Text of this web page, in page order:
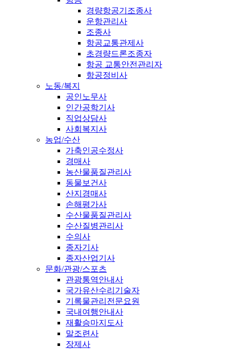
경량항공기조종사
운항관리사
조종사
항공교통관제사
초경량드론조종자
항공 교통안전관리자
항공정비사
노동/복지
공인노무사
인간공학기사
직업상담사
사회복지사
농업/수산
가축인공수정사
경매사
농산물품질관리사
동물보건사
산지경매사
손해평가사
수산물품질관리사
수산질병관리사
수의사
종자기사
종자산업기사
문화/관광/스포츠
관광통역안내사
국가유산수리기술자
기록물관리전문요원
국내여행안내사
재활승마지도사
말조련사
장제사